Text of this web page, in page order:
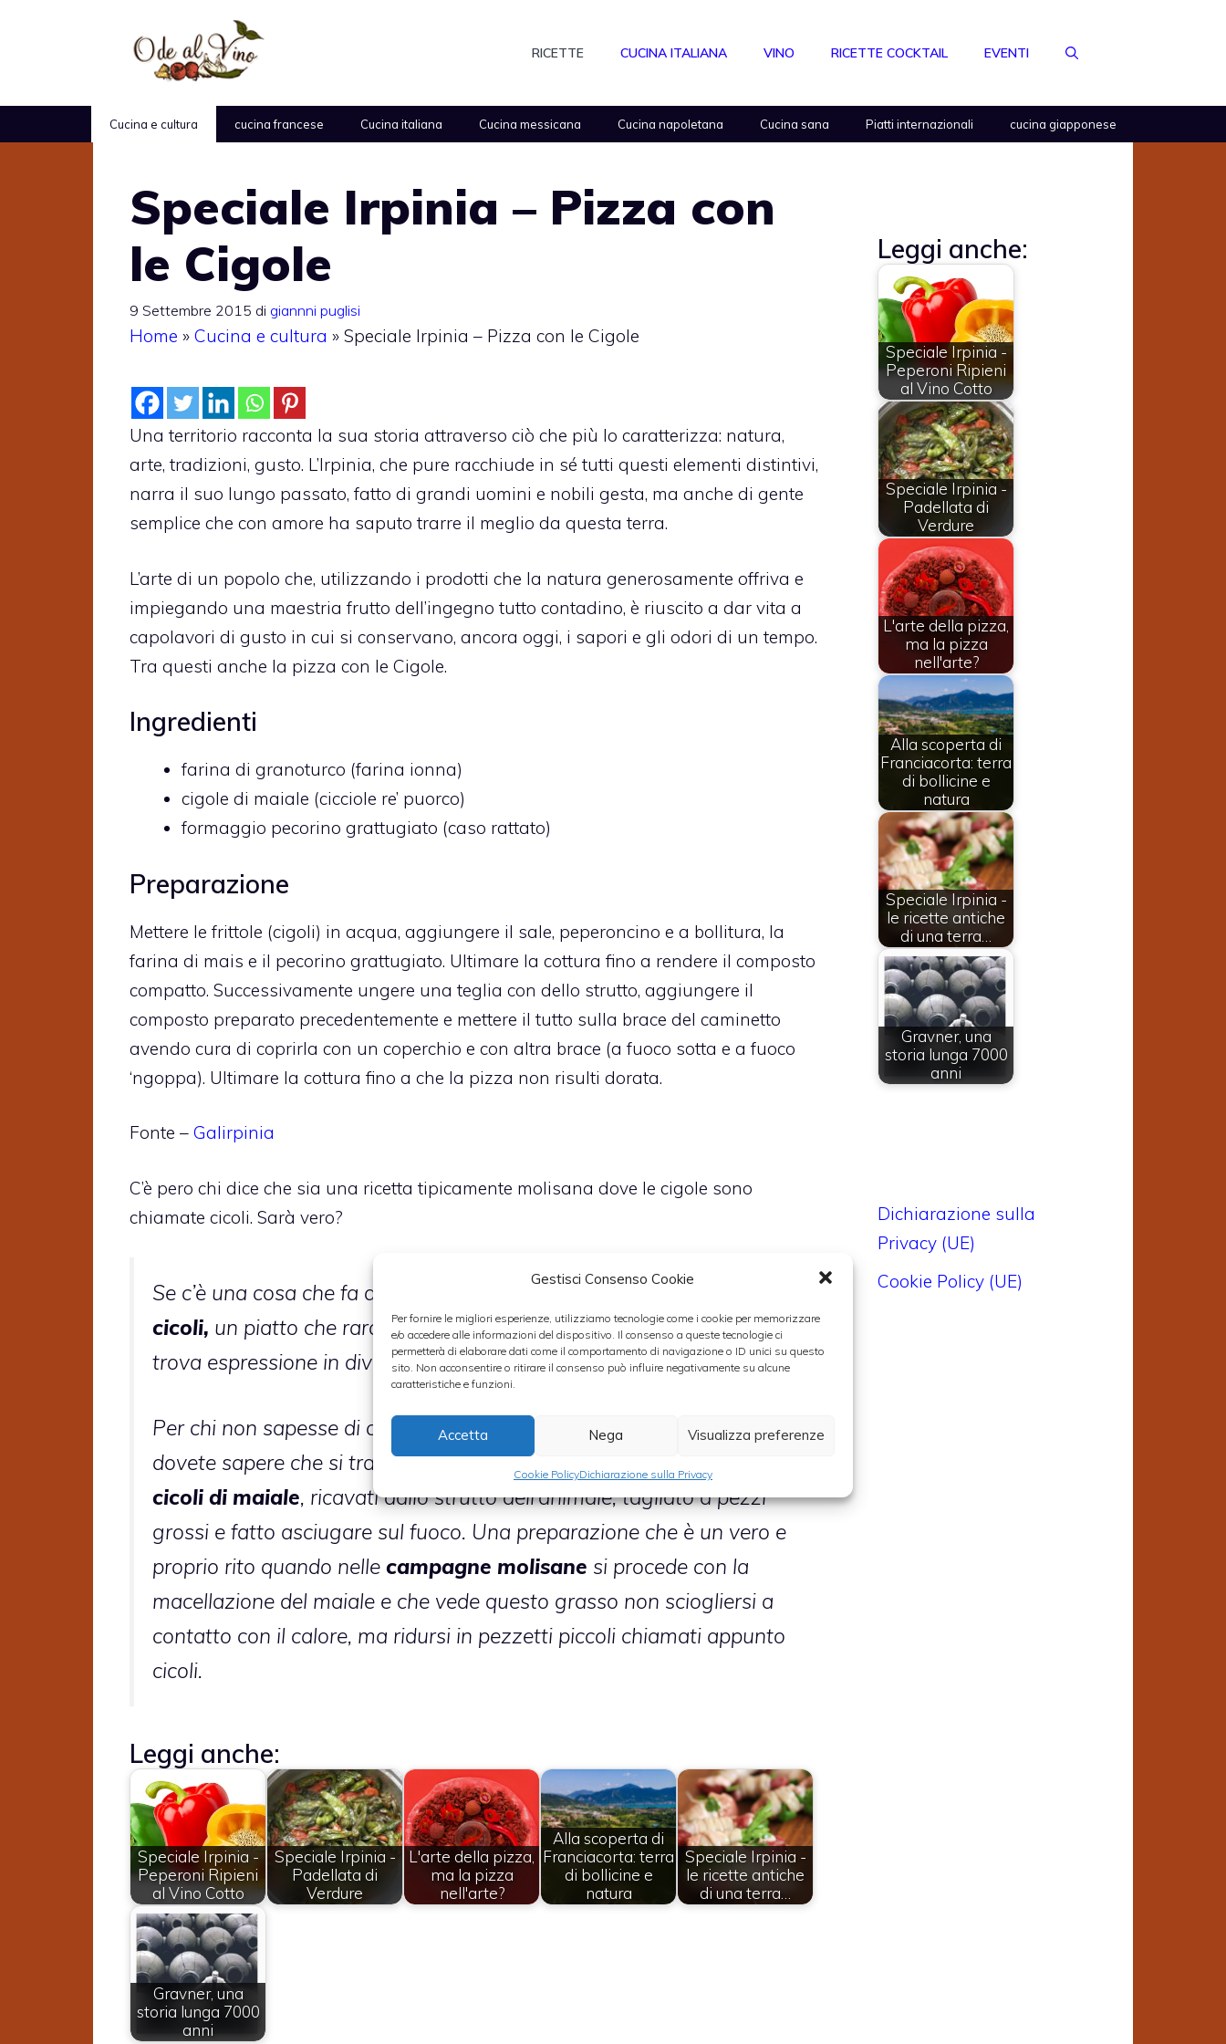
Gestisci Consenso Cookie
Per fornire le migliori esperienze, utilizziamo tecnologie come i cookie per memorizzare
e/o accedere alle informazioni del dispositivo. Il consenso a queste tecnologie ci
permetterà di elaborare dati come il comportamento di navigazione o ID unici su questo
sito. Non acconsentire o ritirare il consenso può influire negativamente su alcune
caratteristiche e funzioni.
Accetta Nega Visualizza preferenze
Cookie PolicyDichiarazione sulla Privacy
RICETTE CUCINA ITALIANA VINO RICETTE COCKTAIL EVENTI
Cucina e cultura cucina francese Cucina italiana Cucina messicana Cucina napoletana Cucina sana Piatti internazionali cucina giapponese
Speciale Irpinia – Pizza con
le Cigole
9 Settembre 2015 di giannni puglisi
Home » Cucina e cultura » Speciale Irpinia – Pizza con le Cigole
Una territorio racconta la sua storia attraverso ciò che più lo caratterizza: natura,
arte, tradizioni, gusto. L’Irpinia, che pure racchiude in sé tutti questi elementi distintivi,
narra il suo lungo passato, fatto di grandi uomini e nobili gesta, ma anche di gente
semplice che con amore ha saputo trarre il meglio da questa terra.
L’arte di un popolo che, utilizzando i prodotti che la natura generosamente offriva e
impiegando una maestria frutto dell’ingegno tutto contadino, è riuscito a dar vita a
capolavori di gusto in cui si conservano, ancora oggi, i sapori e gli odori di un tempo.
Tra questi anche la pizza con le Cigole.
Ingredienti
farina di granoturco (farina ionna)
cigole di maiale (cicciole re’ puorco)
formaggio pecorino grattugiato (caso rattato)
Preparazione
Mettere le frittole (cigoli) in acqua, aggiungere il sale, peperoncino e a bollitura, la
farina di mais e il pecorino grattugiato. Ultimare la cottura fino a rendere il composto
compatto. Successivamente ungere una teglia con dello strutto, aggiungere il
composto preparato precedentemente e mettere il tutto sulla brace del caminetto
avendo cura di coprirla con un coperchio e con altra brace (a fuoco sotta e a fuoco
‘ngoppa). Ultimare la cottura fino a che la pizza non risulti dorata.
Fonte – Galirpinia
C’è pero chi dice che sia una ricetta tipicamente molisana dove le cigole sono
chiamate cicoli. Sarà vero?
Se c’è una cosa che fa davvero impazzire i molisani è lapizza con i
cicoli, un piatto che raramente manca sulle tavole molisane e che
trova espressione in diverse varianti, tutte molto gustose.
Per chi non sapesse di cosa stiamo parlando (com’è possibile??),
dovete sapere che si tratta di una sorta di
cicoli di maiale, ricavati dallo strutto dell’animale, tagliato a pezzi
grossi e fatto asciugare sul fuoco. Una preparazione che è un vero e
proprio rito quando nelle campagne molisane si procede con la
macellazione del maiale e che vede questo grasso non sciogliersi a
contatto con il calore, ma ridursi in pezzetti piccoli chiamati appunto
cicoli.
Leggi anche:
Speciale Irpinia -
Peperoni Ripieni
al Vino Cotto
Speciale Irpinia -
Padellata di
Verdure
L'arte della pizza,
ma la pizza
nell'arte?
Alla scoperta di
Franciacorta: terra
di bollicine e
natura
Speciale Irpinia -
le ricette antiche
di una terra…
Gravner, una
storia lunga 7000
anni
Leggi anche:
Speciale Irpinia -
Peperoni Ripieni
al Vino Cotto
Speciale Irpinia -
Padellata di
Verdure
L'arte della pizza,
ma la pizza
nell'arte?
Alla scoperta di
Franciacorta: terra
di bollicine e
natura
Speciale Irpinia -
le ricette antiche
di una terra…
Gravner, una
storia lunga 7000
anni
Dichiarazione sulla
Privacy (UE)
Cookie Policy (UE)